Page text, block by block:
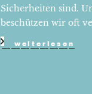
Sicherheiten sind.
beschützen wir oft
weiterlesen